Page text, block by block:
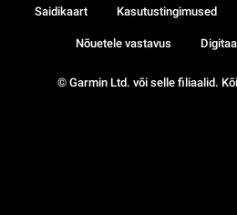
© Garmin Ltd. või selle filiaalid.
Saidikaart Kasutustingimused
Nõuetele vastavus